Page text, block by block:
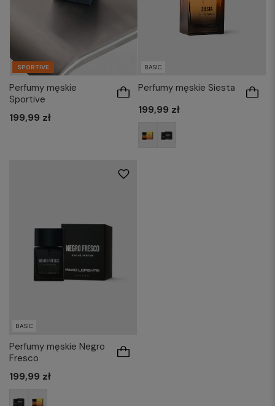
SPORTIVE
Perfumy męskie
Sportive
199,99 zł
BASIC
Perfumy męskie Siesta
199,99 zł
BASIC
Perfumy męskie Negro
Fresco
199,99 zł